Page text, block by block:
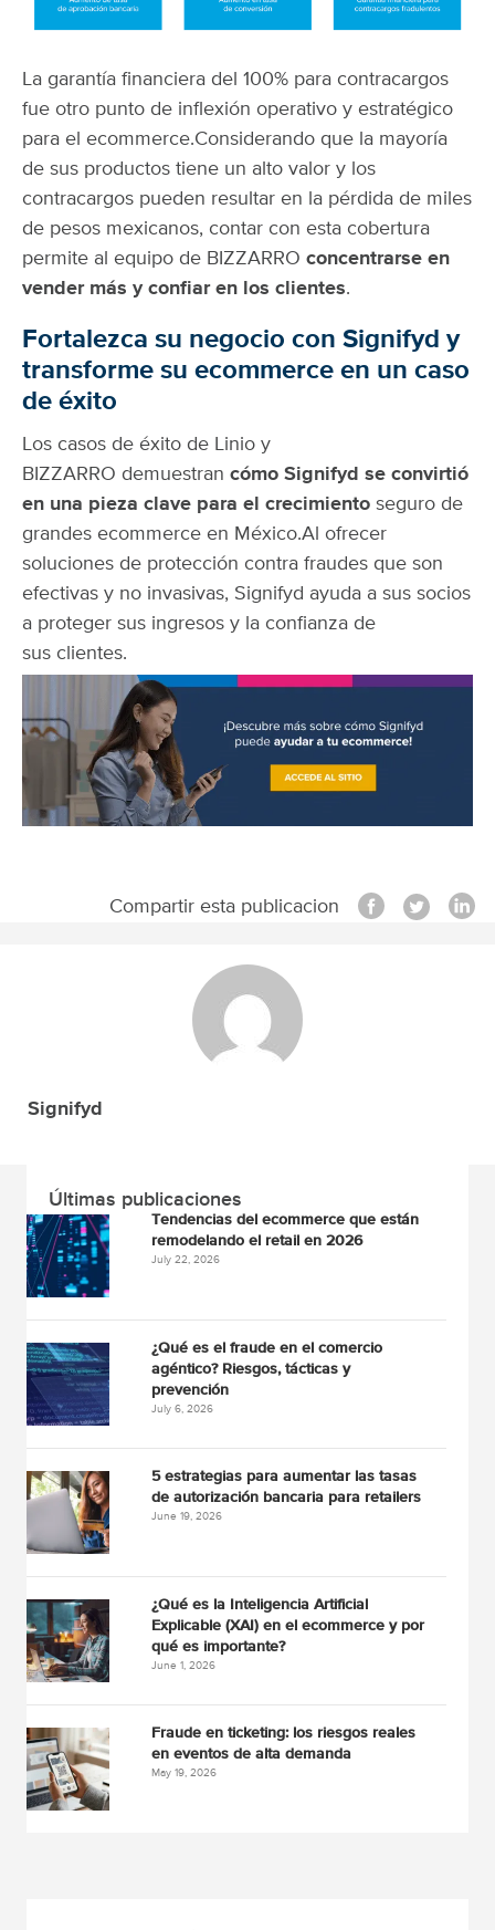
La garantía financiera del 100% para contracargos
fue otro punto de inflexión operativo y estratégico
para el ecommerce.Considerando que la mayoría
de sus productos tiene un alto valor y los
contracargos pueden resultar en la pérdida de miles
de pesos mexicanos, contar con esta cobertura
permite al equipo de BIZZARRO concentrarse en
vender más y confiar en los clientes.
Fortalezca su negocio con Signifyd y
transforme su ecommerce en un caso
de éxito
Los casos de éxito de Linio y
BIZZARRO demuestran cómo Signifyd se convirtió
en una pieza clave para el crecimiento seguro de
grandes ecommerce en México.Al ofrecer
soluciones de protección contra fraudes que son
efectivas y no invasivas, Signifyd ayuda a sus socios
a proteger sus ingresos y la confianza de
sus clientes.
Compartir esta publicacion
Signifyd
Últimas publicaciones
Tendencias del ecommerce que están
remodelando el retail en 2026
July 22, 2026
¿Qué es el fraude en el comercio
agéntico? Riesgos, tácticas y
prevención
July 6, 2026
5 estrategias para aumentar las tasas
de autorización bancaria para retailers
June 19, 2026
¿Qué es la Inteligencia Artificial
Explicable (XAI) en el ecommerce y por
qué es importante?
June 1, 2026
Fraude en ticketing: los riesgos reales
en eventos de alta demanda
May 19, 2026